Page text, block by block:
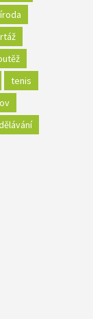
tenis